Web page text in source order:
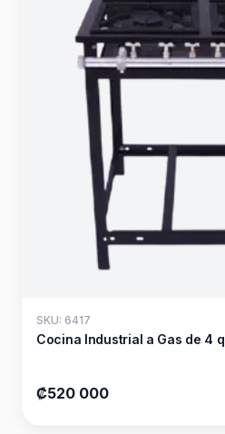
SKU: 6417
Cocina Industrial a Gas de 4
₡520 000